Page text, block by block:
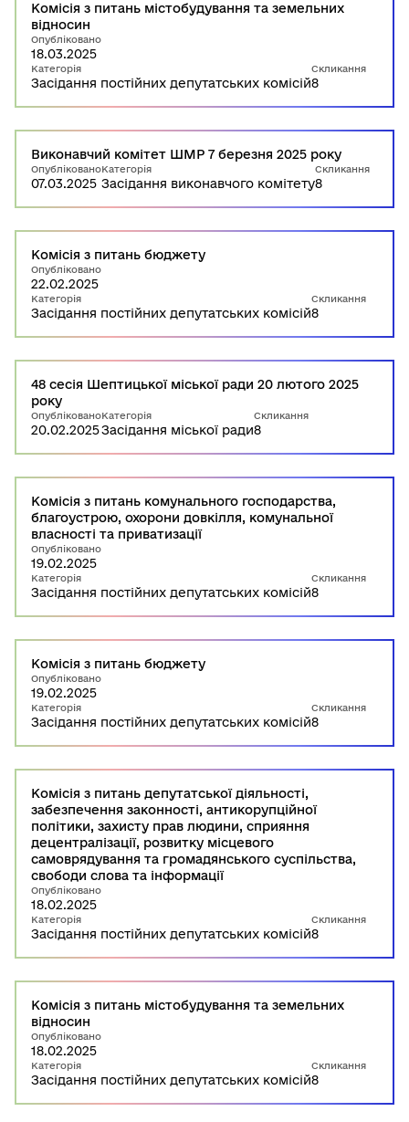
Комісія з питань містобудування та земельних
відносин
Опубліковано
18.03.2025
Категорія
Засідання постійних депутатських комісій
Скликання
8
Виконавчий комітет ШМР 7 березня 2025 року
Опубліковано
07.03.2025
Категорія
Засідання виконавчого комітету
Скликання
8
Комісія з питань бюджету
Опубліковано
22.02.2025
Категорія
Засідання постійних депутатських комісій
Скликання
8
48 сесія Шептицької міської ради 20 лютого 2025
року
Опубліковано
20.02.2025
Категорія
Засідання міської ради
Скликання
8
Комісія з питань комунального господарства,
благоустрою, охорони довкілля, комунальної
власності та приватизації
Опубліковано
19.02.2025
Категорія
Засідання постійних депутатських комісій
Скликання
8
Комісія з питань бюджету
Опубліковано
19.02.2025
Категорія
Засідання постійних депутатських комісій
Скликання
8
Комісія з питань депутатської діяльності,
забезпечення законності, антикорупційної
політики, захисту прав людини, сприяння
децентралізації, розвитку місцевого
самоврядування та громадянського суспільства,
свободи слова та інформації
Опубліковано
18.02.2025
Категорія
Засідання постійних депутатських комісій
Скликання
8
Комісія з питань містобудування та земельних
відносин
Опубліковано
18.02.2025
Категорія
Засідання постійних депутатських комісій
Скликання
8